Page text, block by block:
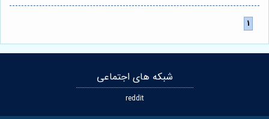
شبکه های اجتماعی
reddit